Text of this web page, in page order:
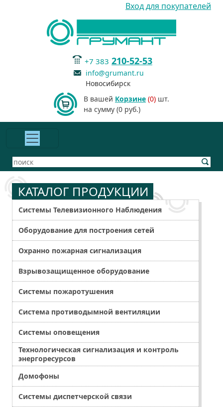
Вход для покупателей
+7 383 210-52-53
info@grumant.ru
Новосибирск
В вашей Корзине (0) шт.
на сумму (0 руб.)
КАТАЛОГ ПРОДУКЦИИ
Системы Телевизионного Наблюдения
Оборудование для построения сетей
Охранно пожарная сигнализация
Взрывозащищенное оборудование
Системы пожаротушения
Система противодымной вентиляции
Системы оповещения
Технологическая сигнализация и контроль
энергоресурсов
Домофоны
Системы диспетчерской связи